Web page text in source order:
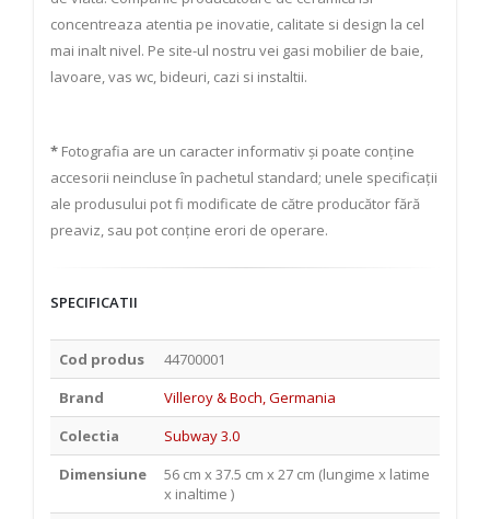
concentreaza atentia pe inovatie, calitate si design la cel
mai inalt nivel. Pe site-ul nostru vei gasi mobilier de baie,
lavoare, vas wc, bideuri, cazi si instaltii.
* Fotografia are un caracter informativ și poate conține
accesorii neincluse în pachetul standard; unele specificații
ale produsului pot fi modificate de către producător fără
preaviz, sau pot conține erori de operare.
SPECIFICATII
Cod produs
44700001
Brand
Villeroy & Boch, Germania
Colectia
Subway 3.0
Dimensiune
56 cm x 37.5 cm x 27 cm (lungime x latime
x inaltime )